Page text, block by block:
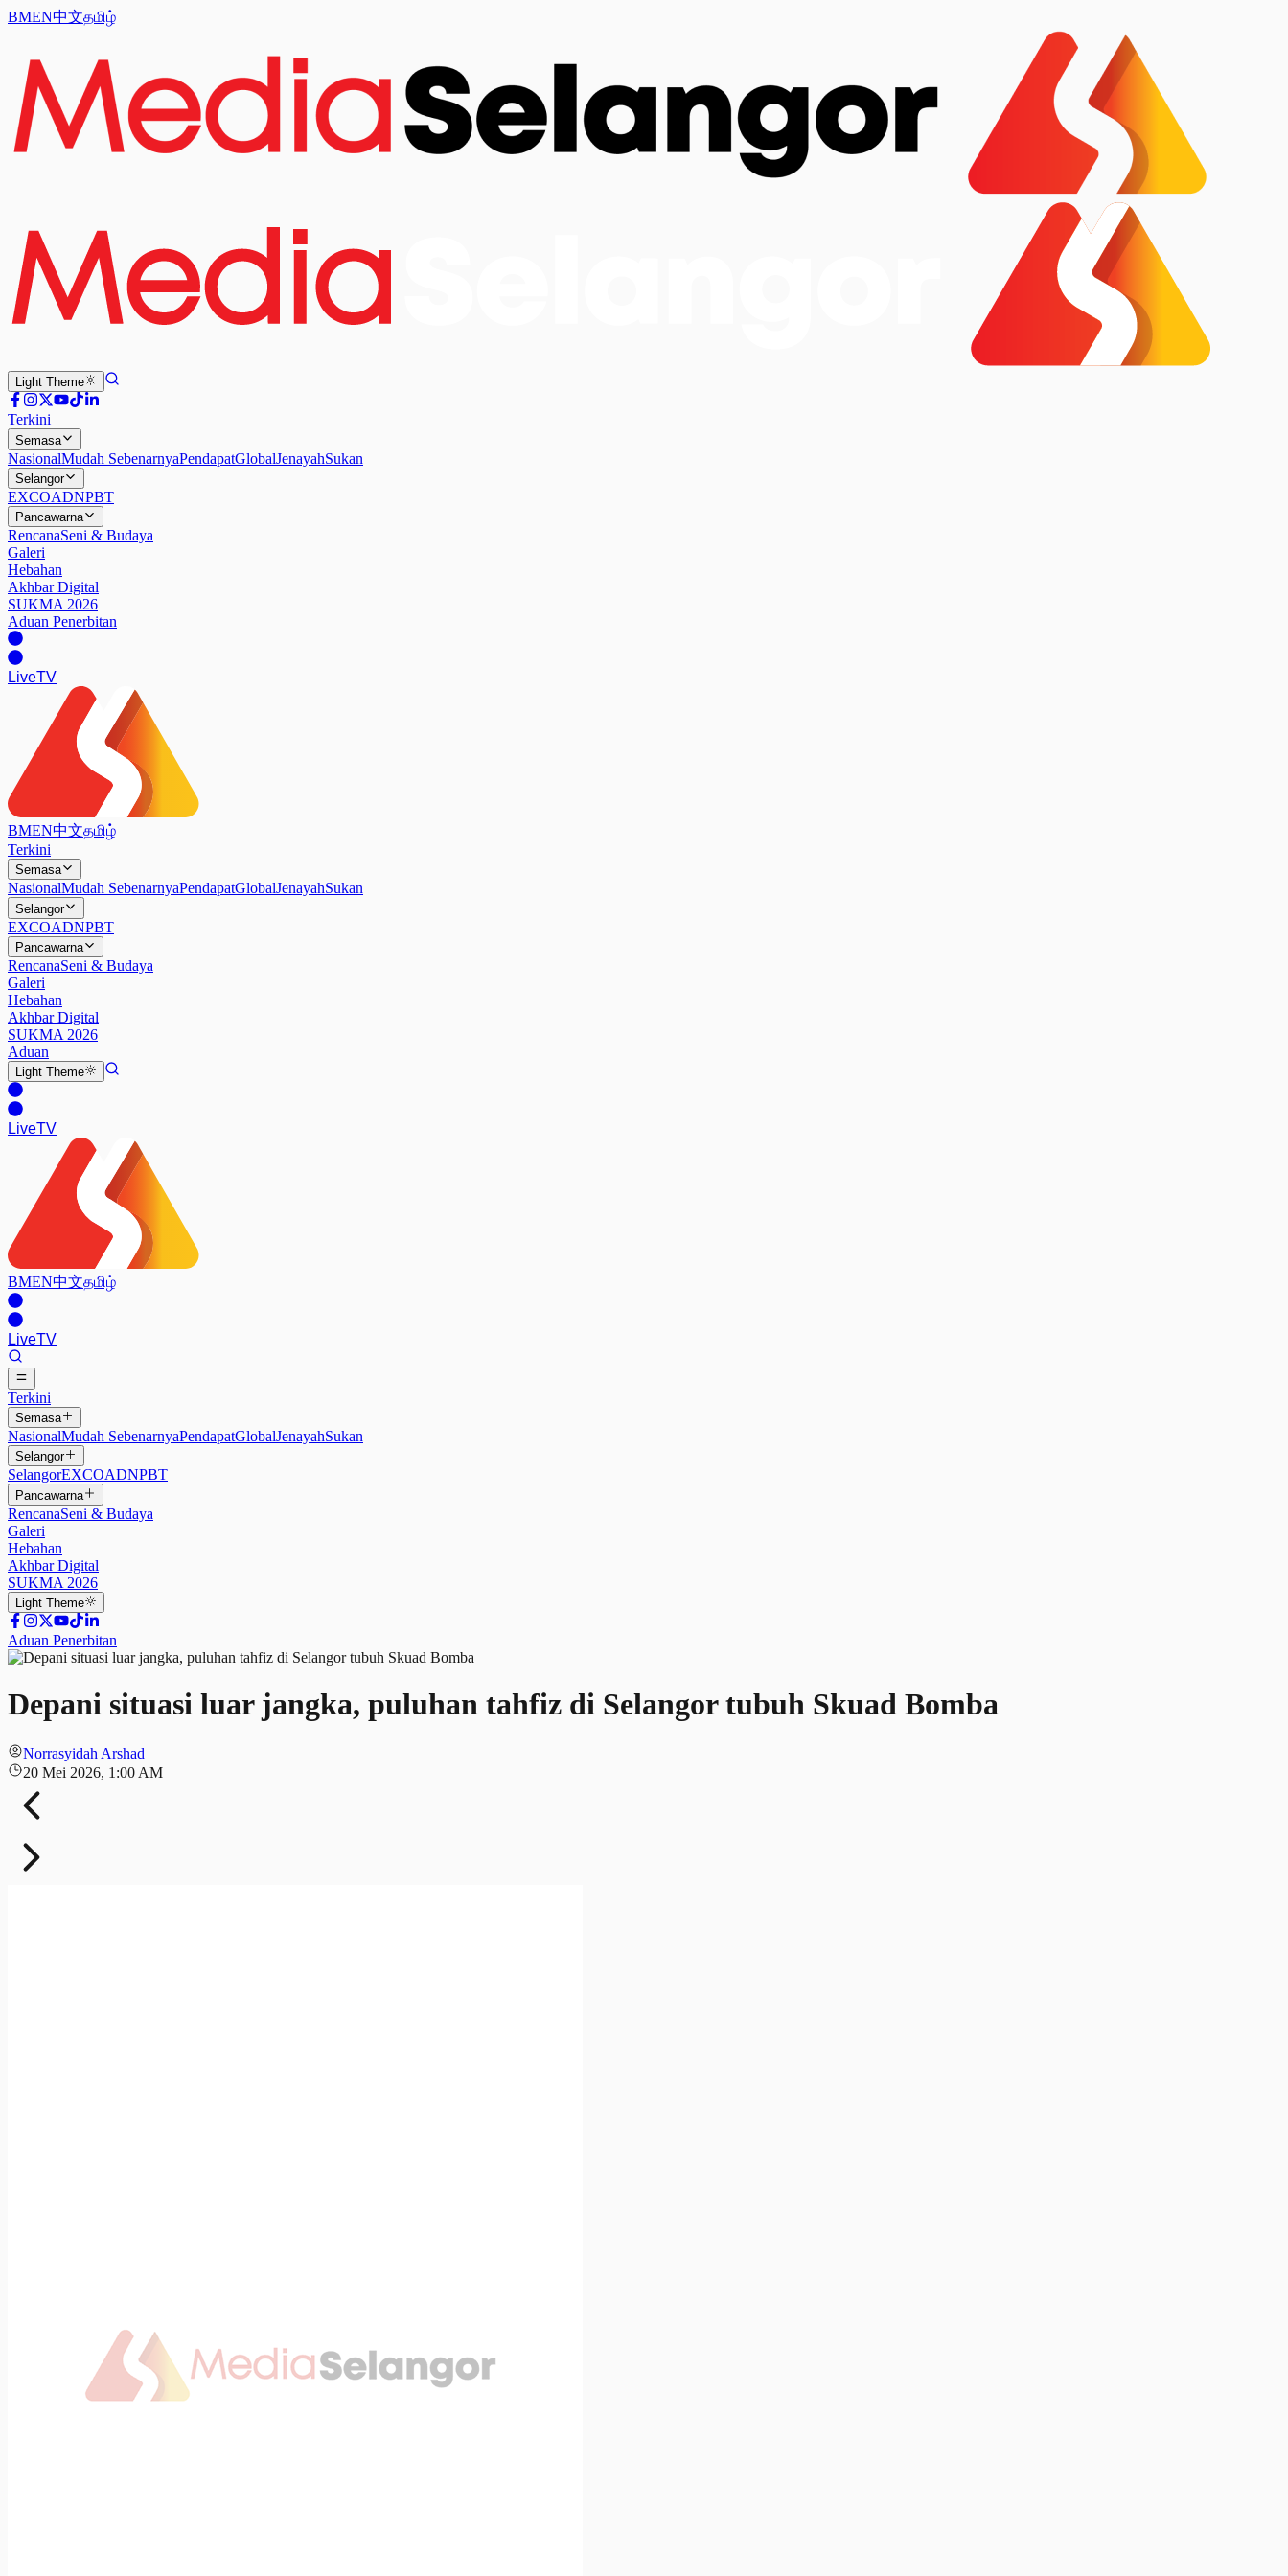
BMEN中文தமிழ்
Light Theme
Terkini
Semasa
NasionalMudah SebenarnyaPendapatGlobalJenayahSukan
Selangor
EXCOADNPBT
Pancawarna
RencanaSeni & Budaya
Galeri
Hebahan
Akhbar Digital
SUKMA 2026
Aduan Penerbitan
LiveTV
BMEN中文தமிழ்
Terkini
Semasa
NasionalMudah SebenarnyaPendapatGlobalJenayahSukan
Selangor
EXCOADNPBT
Pancawarna
RencanaSeni & Budaya
Galeri
Hebahan
Akhbar Digital
SUKMA 2026
Aduan
Light Theme
LiveTV
BMEN中文தமிழ்
LiveTV
Terkini
Semasa
NasionalMudah SebenarnyaPendapatGlobalJenayahSukan
Selangor
SelangorEXCOADNPBT
Pancawarna
RencanaSeni & Budaya
Galeri
Hebahan
Akhbar Digital
SUKMA 2026
Light Theme
Aduan Penerbitan
Depani situasi luar jangka, puluhan tahfiz di Selangor tubuh Skuad Bomba
Norrasyidah Arshad
20 Mei 2026, 1:00 AM